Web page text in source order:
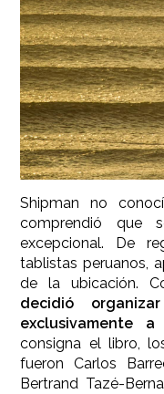
Shipman no
comprendió que
excepcional. De
tablistas peruanos,
de la ubicación.
decidió
exclusivamente
consigna el libro,
fueron Carlos
Bertrand Tazé-